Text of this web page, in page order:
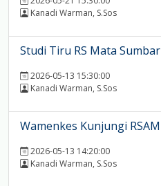
Kanadi Warman, S.Sos
Studi Tiru RS Mata Sumbar
2026-05-13 15:30:00
Kanadi Warman, S.Sos
Wamenkes Kunjungi
2026-05-13 14:20:00
Kanadi Warman, S.Sos